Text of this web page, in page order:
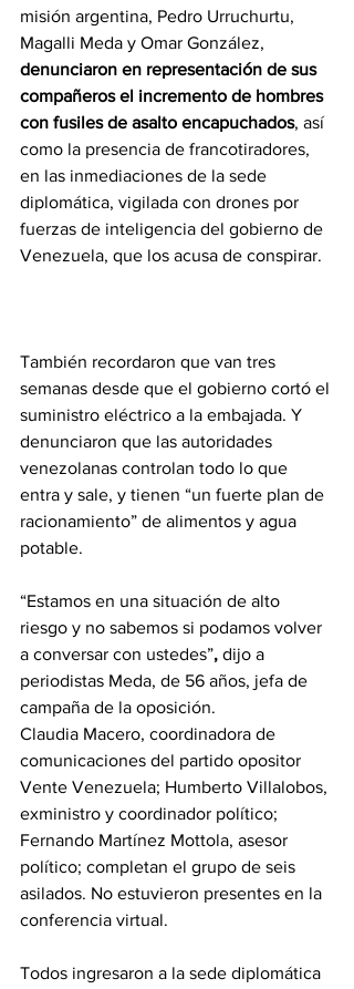
misión argentina, Pedro Urruchurtu,
Magalli Meda y Omar González,
denunciaron en representación de sus
compañeros el incremento de hombres
con fusiles de asalto encapuchados, así
como la presencia de francotiradores,
en las inmediaciones de la sede
diplomática, vigilada con drones por
fuerzas de inteligencia del gobierno de
Venezuela, que los acusa de conspirar.
También recordaron que van tres
semanas desde que el gobierno cortó el
suministro eléctrico a la embajada. Y
denunciaron que las autoridades
venezolanas controlan todo lo que
entra y sale, y tienen “un fuerte plan de
racionamiento” de alimentos y agua
potable.
“Estamos en una situación de alto
riesgo y no sabemos si podamos volver
a conversar con ustedes”, dijo a
periodistas Meda, de 56 años, jefa de
campaña de la oposición.
Claudia Macero, coordinadora de
comunicaciones del partido opositor
Vente Venezuela; Humberto Villalobos,
exministro y coordinador político;
Fernando Martínez Mottola, asesor
político; completan el grupo de seis
asilados. No estuvieron presentes en la
conferencia virtual.
Todos ingresaron a la sede diplomática